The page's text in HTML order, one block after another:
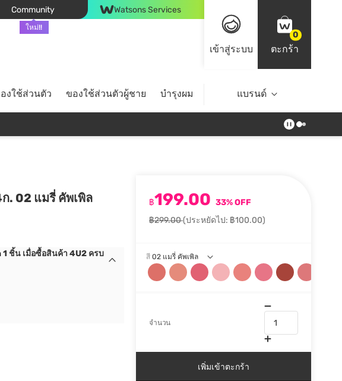
Community
ใหม่!!
Watsons Services
เข้าสู่ระบบ
0
ตะกร้า
งใช้ส่วนตัว ของใช้ส่วนตัวผู้ชาย บำรุงผม ไลฟ์สไตล์ Top Brands
แบรนด์
. 02 แมรี่ คัพเพิล
฿199.00 33% OFF
฿299.00(ประหยัดไป: ฿100.00)
สี 02 แมรี่ คัพเพิล
จำนวน
เพิ่มเข้าตะกร้า
ชิ้น เมื่อซื้อสินค้า 4U2 ครบ